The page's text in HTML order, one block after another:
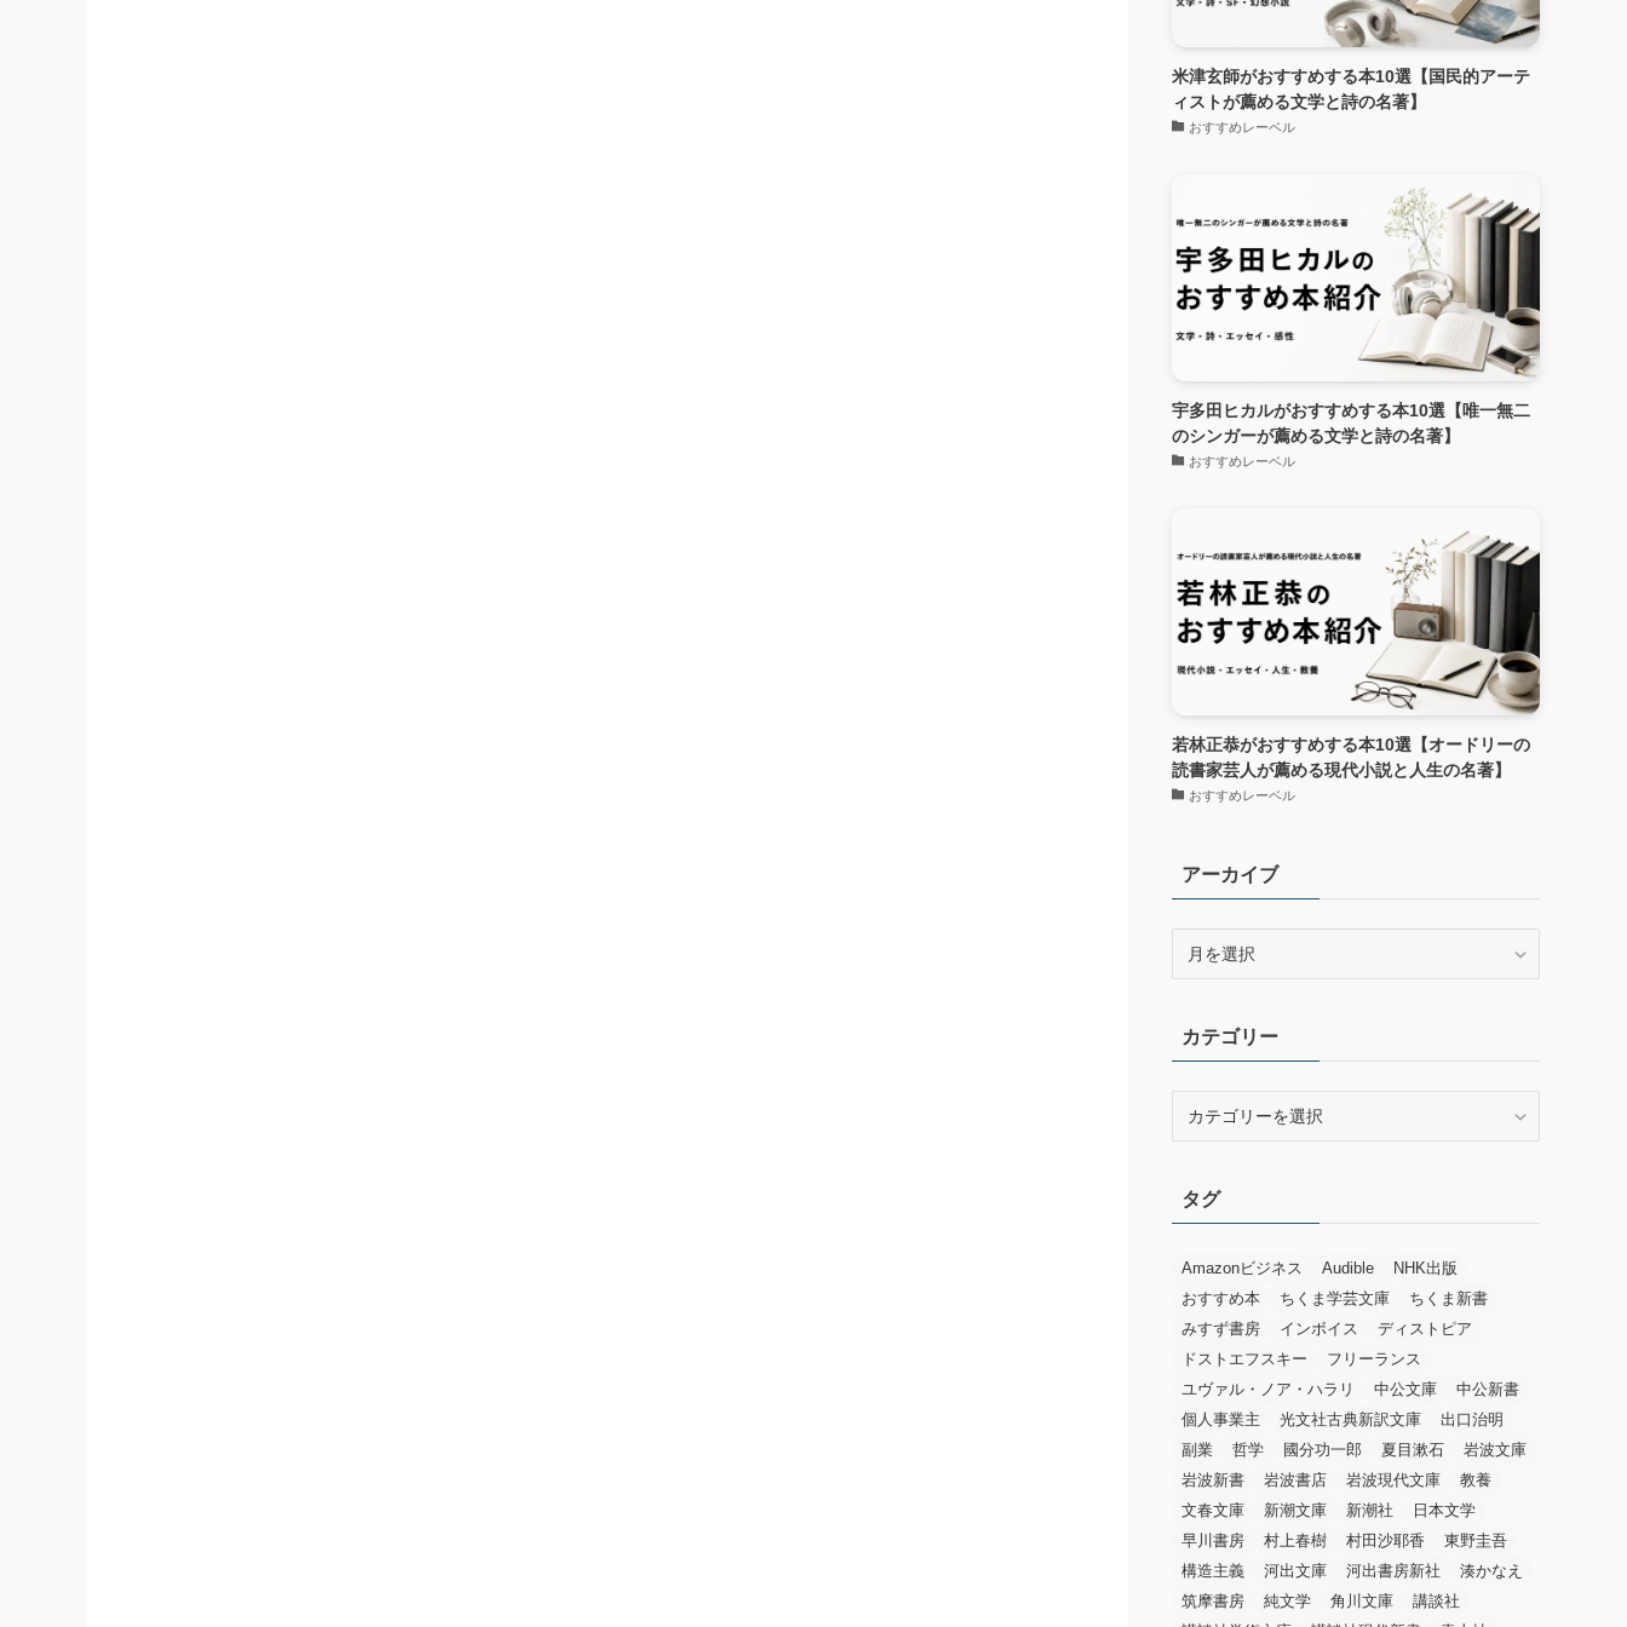
米津玄師がおすすめする本10選【国民的アーテ
ィストが薦める文学と詩の名著】
おすすめレーベル
宇多田ヒカルがおすすめする本10選【唯一無二
のシンガーが薦める文学と詩の名著】
おすすめレーベル
若林正恭がおすすめする本10選【オードリーの
読書家芸人が薦める現代小説と人生の名著】
おすすめレーベル
アーカイブ
ブカテゴリー
ータグ
Amazonビジネス Audible
NHK出版
おすすめ本
ちくま学芸文庫
ちくま新書
みすず書房
インボイス
ディストピア
ドストエフスキー
フリーランス
ユヴァル・ノア・ハラリ
中公文庫
中公新書
個人事業主
光文社古典新訳文庫
出口治明
副業
哲学 國分功一郎 夏目漱石
岩波文庫
岩波新書
岩波書店 岩波現代文庫
教養
文春文庫
新潮文庫 新潮社
日本文学
早川書房
村上春樹 村田沙耶香
東野圭吾
構造主義
河出文庫 河出書房新社
湊かなえ
筑摩書房
純文学 角川文庫
講談社